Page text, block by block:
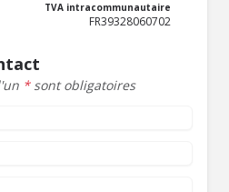
TVA intracommunautaire
FR39328060702
*sont obligatoires